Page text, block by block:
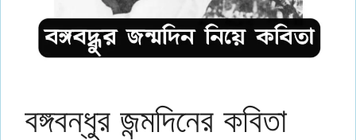
বঙ্গবন্ধুর জন্মদিনের কবিতা